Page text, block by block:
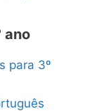
ano
para 3º